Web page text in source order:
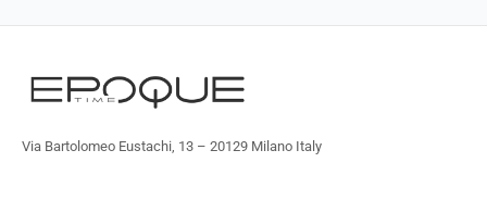
Via Bartolomeo Eustachi, 13 – 20129 Milano Italy